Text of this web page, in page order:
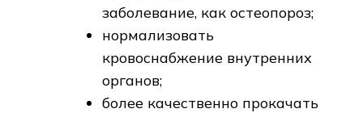
заболевание, как остеопороз;
нормализовать
кровоснабжение внутренних
органов;
более качественно прокачать